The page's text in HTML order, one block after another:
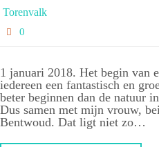
Torenvalk
0
1 januari 2018. Het begin van
iedereen een fantastisch en
beter beginnen dan de natuur
Dus samen met mijn vrouw,
Bentwoud. Dat ligt niet zo…